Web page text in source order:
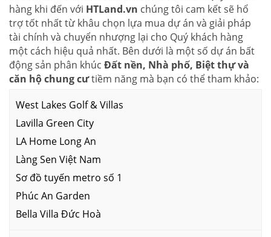
hàng khi đến với HTLand.vn chúng tôi cam kết sẽ hổ
trợ tốt nhất từ khâu chọn lựa mua dự án và giải pháp
tài chính và chuyển nhượng lại cho Quý khách hàng
một cách hiệu quả nhất. Bên dưới là một số dự án bất
động sản phân khúc Đất nền, Nhà phố, Biệt thự và
căn hộ chung cưtiềm năng mà bạn có thể tham khảo:
West Lakes Golf & Villas
Lavilla Green City
LA Home Long An
Làng Sen Việt Nam
Sơ đồ tuyến metro số 1
Phúc An Garden
Bella Villa Đức Hoà